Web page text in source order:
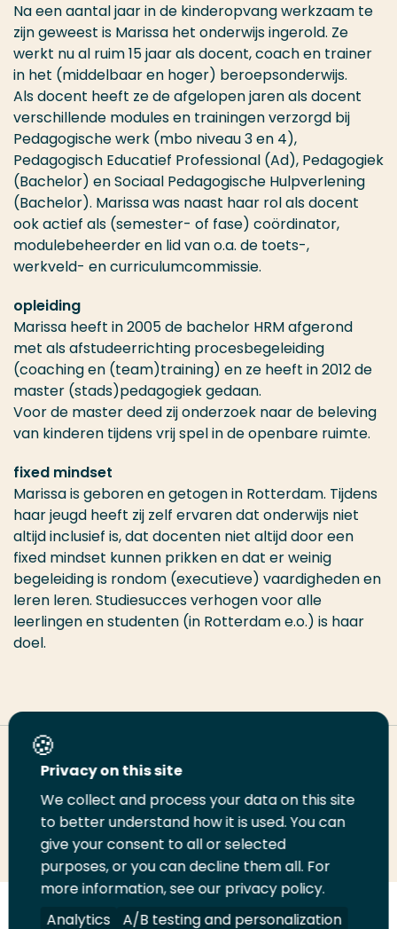
Na een aantal jaar in de kinderopvang werkzaam te
zijn geweest is Marissa het onderwijs ingerold. Ze
werkt nu al ruim 15 jaar als docent, coach en trainer
in het (middelbaar en hoger) beroepsonderwijs.
Als docent heeft ze de afgelopen jaren als docent
verschillende modules en trainingen verzorgd bij
Pedagogische werk (mbo niveau 3 en 4),
Pedagogisch Educatief Professional (Ad), Pedagogiek
(Bachelor) en Sociaal Pedagogische Hulpverlening
(Bachelor). Marissa was naast haar rol als docent
ook actief als (semester- of fase) coördinator,
modulebeheerder en lid van o.a. de toets-,
werkveld- en curriculumcommissie.
opleiding
Marissa heeft in 2005 de bachelor HRM afgerond
met als afstudeerrichting procesbegeleiding
(coaching en (team)training) en ze heeft in 2012 de
master (stads)pedagogiek gedaan.
Voor de master deed zij onderzoek naar de beleving
van kinderen tijdens vrij spel in de openbare ruimte.
fixed mindset
Marissa is geboren en getogen in Rotterdam. Tijdens
haar jeugd heeft zij zelf ervaren dat onderwijs niet
altijd inclusief is, dat docenten niet altijd door een
fixed mindset kunnen prikken en dat er weinig
begeleiding is rondom (executieve) vaardigheden en
leren leren. Studiesucces verhogen voor alle
leerlingen en studenten (in Rotterdam e.o.) is haar
doel.
Deel deze pagina
Deel
LinkedIn
Deel
op
Twitter
Deel
op
Facebook
Email
deze
pagina
Print
deze
pagina
VolgVolgVolgVolg
Privacy on this site
We collect and process your data on this site
to better understand how it is used. You can
give your consent to all or selected
purposes, or you can decline them all. For
more information, see our privacy policy.
Analytics
A/B testing and personalization